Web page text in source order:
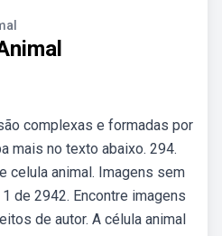
complexas e formadas por
mais no texto abaixo. 294.
celula animal. Imagens sem
de 2942. Encontre imagens
de autor. A célula animal